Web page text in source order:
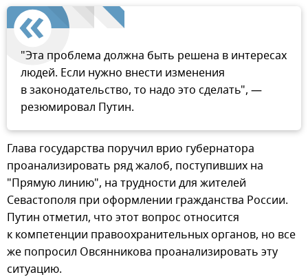
"Эта проблема должна быть решена в интересах
людей. Если нужно внести изменения
в законодательство, то надо это сделать", —
резюмировал Путин.
Глава государства поручил врио губернатора
проанализировать ряд жалоб, поступивших на
"Прямую линию", на трудности для жителей
Севастополя при оформлении гражданства России.
Путин отметил, что этот вопрос относится
к компетенции правоохранительных органов, но все
же попросил Овсянникова проанализировать эту
ситуацию.